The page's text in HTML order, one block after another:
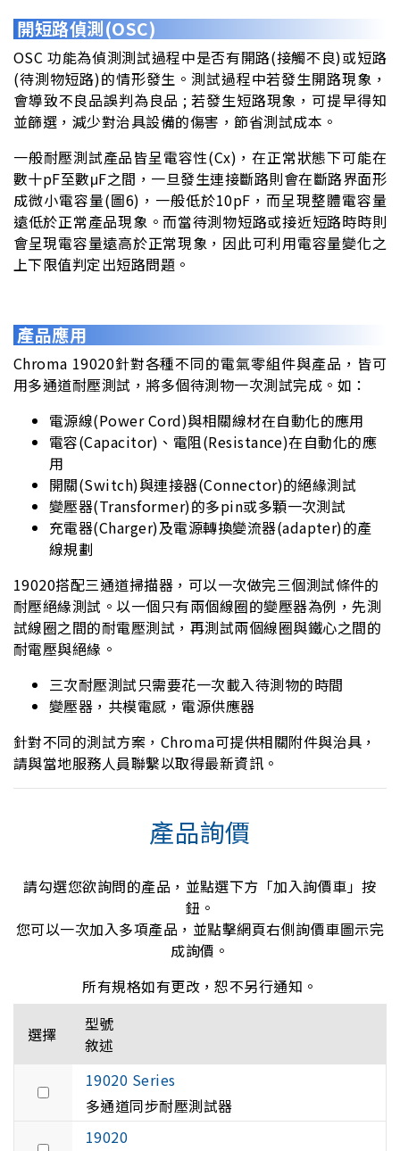
開短路偵測(OSC)
OSC 功能為偵測測試過程中是否有開路(接觸不良)或短路
(待測物短路)的情形發生。測試過程中若發生開路現象，
會導致不良品誤判為良品 ; 若發生短路現象，可提早得知
並篩選，減少對治具設備的傷害，節省測試成本。
一般耐壓測試產品皆呈電容性(Cx)，在正常狀態下可能在
數十pF至數μF之間，一旦發生連接斷路則會在斷路界面形
成微小電容量(圖6)，一般低於10pF，而呈現整體電容量
遠低於正常產品現象。而當待測物短路或接近短路時時則
會呈現電容量遠高於正常現象，因此可利用電容量變化之
上下限值判定出短路問題。
產品應用
Chroma 19020針對各種不同的電氣零組件與產品，皆可
用多通道耐壓測試，將多個待測物一次測試完成。如：
電源線(Power Cord)與相關線材在自動化的應用
電容(Capacitor)、電阻(Resistance)在自動化的應
用
開關(Switch)與連接器(Connector)的絕緣測試
變壓器(Transformer)的多pin或多顆一次測試
充電器(Charger)及電源轉換變流器(adapter)的產
線規劃
19020搭配三通道掃描器，可以一次做完三個測試條件的
耐壓絕緣測試。以一個只有兩個線圈的變壓器為例，先測
試線圈之間的耐電壓測試，再測試兩個線圈與鐵心之間的
耐電壓與絕緣。
三次耐壓測試只需要花一次載入待測物的時間
變壓器，共模電感，電源供應器
針對不同的測試方案，Chroma可提供相關附件與治具，
請與當地服務人員聯繫以取得最新資訊。
產品詢價
請勾選您欲詢問的產品，並點選下方「加入詢價車」按
鈕。
您可以一次加入多項產品，並點擊網頁右側詢價車圖示完
成詢價。
所有規格如有更改，恕不另行通知。
選擇
型號
敘述
19020 Series
多通道同步耐壓測試器
19020